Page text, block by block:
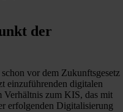
der
vor dem Zukunftsgesetz
einzuführenden digitalen
Verhältnis zum KIS, das mit
erfolgenden Digitalisierung